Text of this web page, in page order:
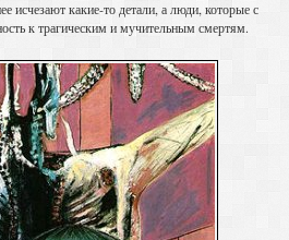
исчезают какие-то детали, а люди, которые с
к трагическим и мучительным смертям.